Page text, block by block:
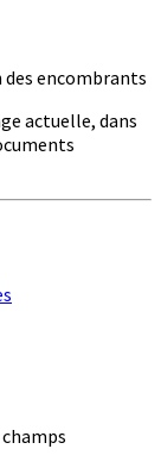
encombrants
actuelle, dans
champs